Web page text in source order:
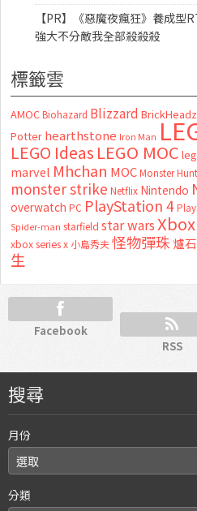
【PR】《惡魔夜瘋狂》養成型
強大不分敵我全部殺殺殺
標籤雲
AMOC Biohazard Blizzard BrickHeadz
Potter hearthstone Iron Man
LEGO Ideas LEGO MOC
marvel Mhchan MOC Monster
monster strike Netflix Nintendo
overwatch PC PlayStation 4
Spider-man starfield star wars Xbox
xbox series x 小島秀夫怪物彈珠 爐石
生
Facebook
RSS
搜尋
月份
分類